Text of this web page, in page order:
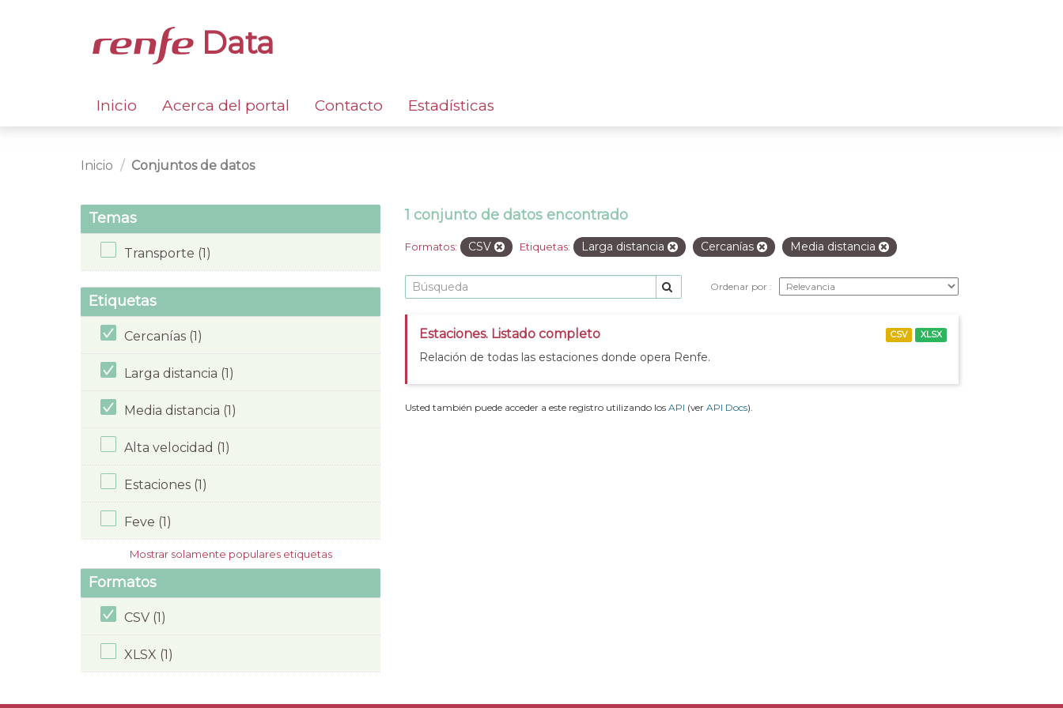
Data
Inicio Acerca del portal Contacto Estadísticas
Inicio Conjuntos de datos
Temas
Transporte (1)
Etiquetas
Cercanías (1)
Larga distancia (1)
Media distancia (1)
Alta velocidad (1)
Estaciones (1)
Feve (1)
Mostrar solamente populares etiquetas
Formatos
CSV (1)
XLSX (1)
1 conjunto de datos encontrado
Formatos: CSV Etiquetas: Larga distancia Cercanías Media distancia
Ordenar por
Estaciones. Listado completo
Relación de todas las estaciones donde opera Renfe.
CSV XLSX
Usted también puede acceder a este registro utilizando los API (ver API Docs).